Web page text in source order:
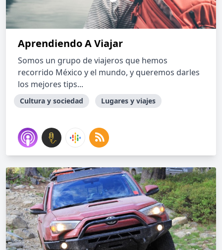
Aprendiendo A Viajar
Somos un grupo de viajeros que hemos
recorrido México y el mundo, y queremos darles
los mejores tips...
Cultura y sociedad Lugares y viajes